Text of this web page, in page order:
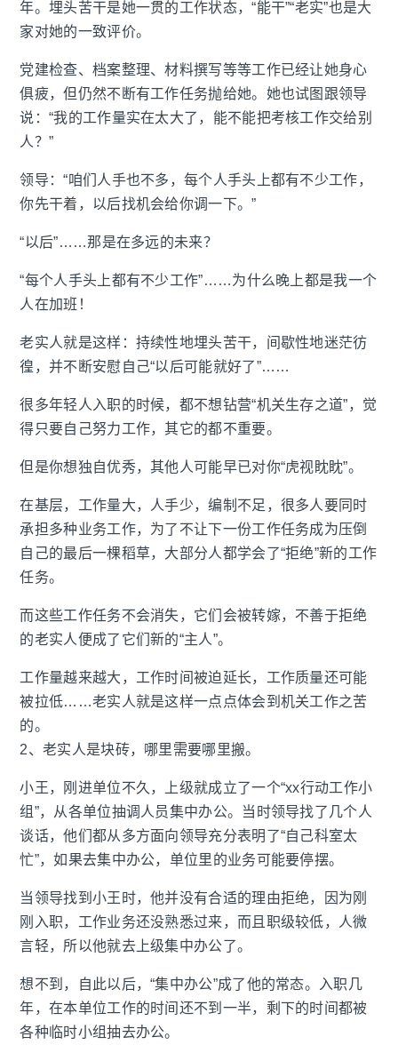
年。埋头苦干是她一贯的工作状态，“能干”“老实”也是大
家对她的一致评价。
党建检查、档案整理、材料撰写等等工作已经让她身心
俱疲，但仍然不断有工作任务抛给她。她也试图跟领导
说：“我的工作量实在太大了，能不能把考核工作交给别
人？”
领导：“咱们人手也不多，每个人手头上都有不少工作，
你先干着，以后找机会给你调一下。”
“以后”……那是在多远的未来？
“每个人手头上都有不少工作”……为什么晚上都是我一个
人在加班！
老实人就是这样：持续性地埋头苦干，间歇性地迷茫彷
徨，并不断安慰自己“以后可能就好了”……
很多年轻人入职的时候，都不想钻营“机关生存之道”，觉
得只要自己努力工作，其它的都不重要。
但是你想独自优秀，其他人可能早已对你“虎视眈眈”。
在基层，工作量大，人手少，编制不足，很多人要同时
承担多种业务工作，为了不让下一份工作任务成为压倒
自己的最后一棵稻草，大部分人都学会了“拒绝”新的工作
任务。
而这些工作任务不会消失，它们会被转嫁，不善于拒绝
的老实人便成了它们新的“主人”。
工作量越来越大，工作时间被迫延长，工作质量还可能
被拉低……老实人就是这样一点点体会到机关工作之苦
的。
2、老实人是块砖，哪里需要哪里搬。
小王，刚进单位不久，上级就成立了一个“xx行动工作小
组”，从各单位抽调人员集中办公。当时领导找了几个人
谈话，他们都从多方面向领导充分表明了“自己科室太
忙”，如果去集中办公，单位里的业务可能要停摆。
当领导找到小王时，他并没有合适的理由拒绝，因为刚
刚入职，工作业务还没熟悉过来，而且职级较低，人微
言轻，所以他就去上级集中办公了。
想不到，自此以后，“集中办公”成了他的常态。入职几
年，在本单位工作的时间还不到一半，剩下的时间都被
各种临时小组抽去办公。